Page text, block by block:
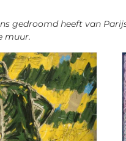
gedroomd heeft van
muur.